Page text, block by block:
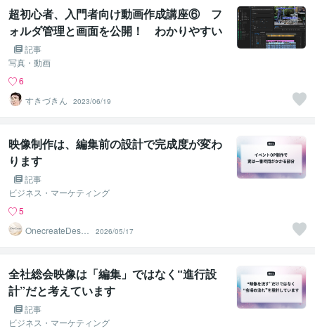
超初心者、入門者向け動画作成講座⑥ フ
ォルダ管理と画面を公開！ わかりやすい
構造と名前！
記事
写真・動画
6
すきづきん
2023/06/19
映像制作は、編集前の設計で完成度が変わ
ります
記事
ビジネス・マーケティング
5
OnecreateDesig
2026/05/17
全社総会映像は「編集」ではなく“進行設
計”だと考えています
記事
ビジネス・マーケティング